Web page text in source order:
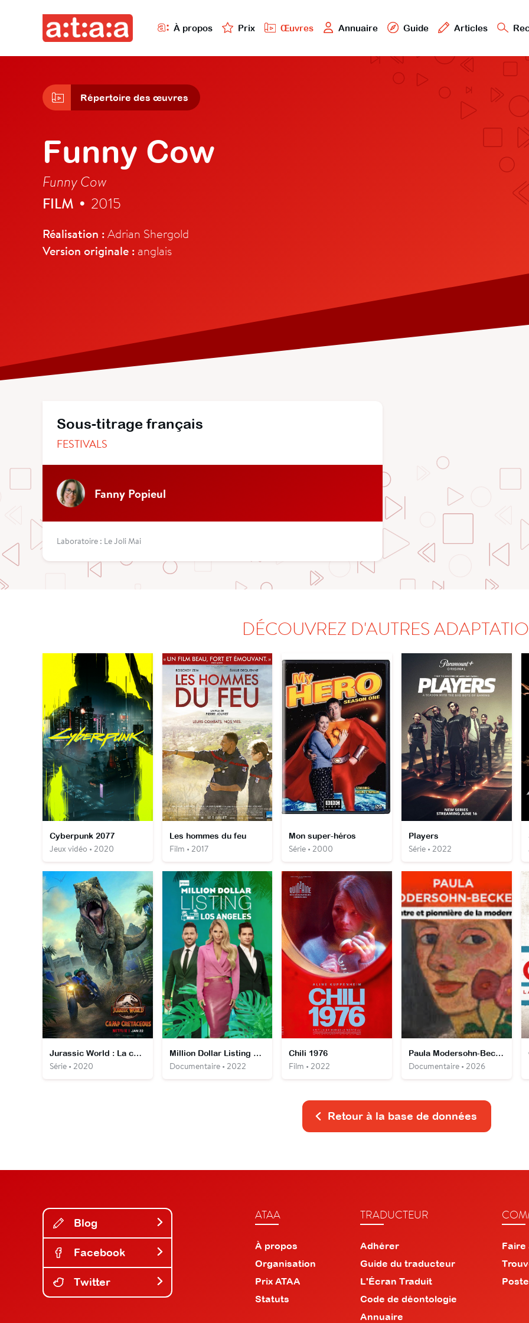
À propos Prix Œuvres Annuaire Guide Articles
Répertoire des œuvres
Funny Cow
Funny Cow
FILM • 2015
Réalisation :Adrian Shergold
Version originale : anglais
Sous-titrage français
FESTIVALS
Fanny Popieul
Laboratoire : Le Joli Mai
DÉCOUVREZ D'AUTRES
Cyberpunk 2077
Jeux vidéo • 2020
Les hommes du feu
Film • 2017
Mon super-héros
Série • 2000
Players
Série • 2022
Jurassic World : La colo du Crétacé
Série • 2020
Million Dollar Listing Los Angeles
Documentaire • 2022
Chili 1976
Film • 2022
Paula Modersohn-Becker, peintre et pionnière de la modernité
Documentaire • 2026
Retour à la base de données
Blog
Facebook
Twitter
ATAA
À propos
Organisation
Prix ATAA
Statuts
TRADUCTEUR
Adhérer
Guide du traducteur
L'Écran Traduit
Code de déontologie
Annuaire